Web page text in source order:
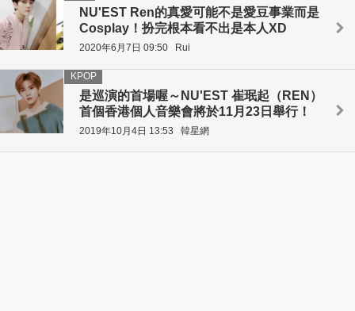
NU'EST Ren的真愛可能不是愛豆事業而是
Cosplay！扮完根本看不出是本人XD
2020年6月7日 09:50 Rui
是巡演的首場喔～NU'EST 崔珉起（REN）
首個香港個人音樂會將於11月23日舉行！
KPOP
2019年10月4日 13:53 韓星網